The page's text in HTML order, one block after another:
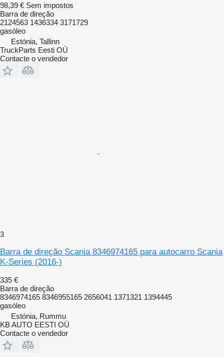
98,39 € Sem impostos
Barra de direção
2124563 1436334 3171729
gasóleo
Estónia, Tallinn
TruckParts Eesti OÜ
Contacte o vendedor
3
Barra de direção Scania 8346974165 para autocarro Scania
K-Series (2016-)
335 €
Barra de direção
8346974165 8346955165 2656041 1371321 1394445
gasóleo
Estónia, Rummu
KB AUTO EESTI OÜ
Contacte o vendedor